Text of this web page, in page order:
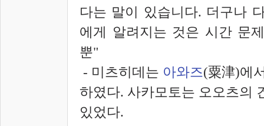
다는 말이 있습니다. 더구나
에게 알려지는 것은 시간 문
뿐"
- 미츠히데는 아와즈(粟津)에
하였다. 사카모토는 오오츠의
있었다.